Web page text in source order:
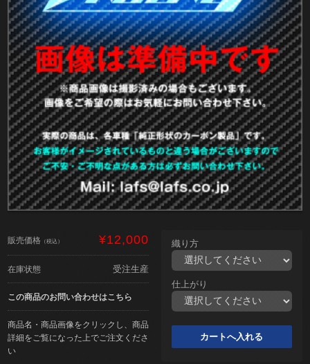
販売価格 （税込） ¥12,000
在庫状態 受注生産
この商品のお問い合わせはこちら
商品名・商品画像をクリックし、商品
詳細をご覧になった上でご注文くださ
い
織り方
仕上がり